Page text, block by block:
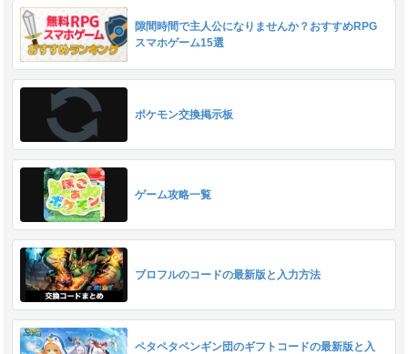
隙間時間で主人公になりませんか？おすすめRPG
スマホゲーム15選
ポケモン交換掲示板
ゲーム攻略一覧
ブロフルのコードの最新版と入力方法
ペタペタペンギン団のギフトコードの最新版と入